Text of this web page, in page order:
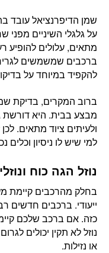
שמן הדיפרנציאל עובד
על גלגלי השיניים
מתאים, עלולים להופיע
ברכבים שמשמשים
להקפיד במיוחד על
ברוב המקרים, בדיקת
מבצע בבית. היא דורשת
ולעיתים ציוד מתאים.
למי שיש לו ניסיון וכלים
נוזל הגה כוח
בחלק מהרכבים קיימת
ייעודי. ברכבים חדשים
כזה. אם ברכב שלכם
נוזל לא תקין יכולים
או נזילות.